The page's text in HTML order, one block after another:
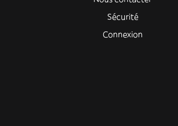
Sécurité
Connexion